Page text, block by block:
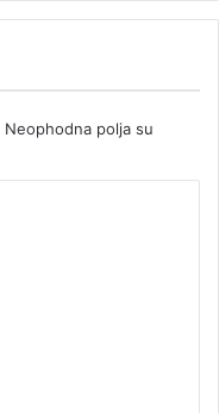
Neophodna polja su